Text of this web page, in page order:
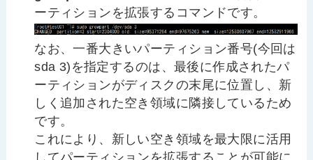
ーティションを拡張するコマンドです。
なお、一番大きいパーティション番号(今回は
sda 3)を指定するのは、最後に作成されたパ
ーティションがディスクの末尾に位置し、新
しく追加された空き領域に隣接しているため
です。
これにより、新しい空き領域を最大限に活用